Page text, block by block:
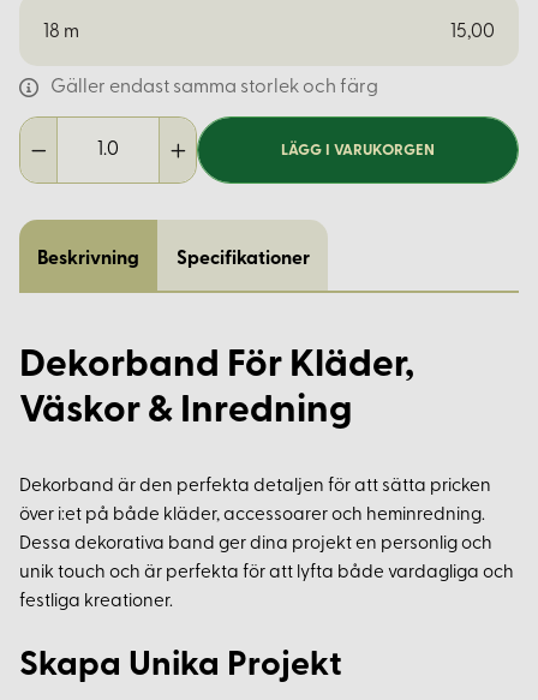
18 m 15,00
Gäller endast samma storlek och färg
LÄGG I VARUKORGEN
Beskrivning Specifikationer
Dekorband För Kläder,
Väskor & Inredning
Dekorband är den perfekta detaljen för att sätta pricken
över i:et på både kläder, accessoarer och heminredning.
Dessa dekorativa band ger dina projekt en personlig och
unik touch och är perfekta för att lyfta både vardagliga och
festliga kreationer.
Skapa Unika Projekt